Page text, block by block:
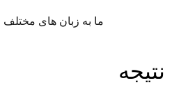
ما به زبان های
نتیجه